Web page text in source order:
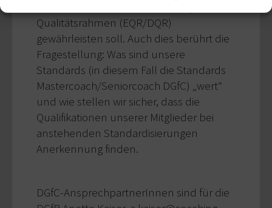
Qualitätsrahmen (EQR/DQR)
gewährleisten soll. Auch dies berührt die
Fragestellung: Was sind unsere
Standards (in diesem Fall die Standards
Mastercoach/Seniorcoach DGfC) „wert“
und wie stellen wir sicher, dass die
Qualifikationen unserer Mitglieder bei
anstehenden Standardisierungen
Anerkennung finden.
DGfC-AnsprechpartnerInnen sind für die